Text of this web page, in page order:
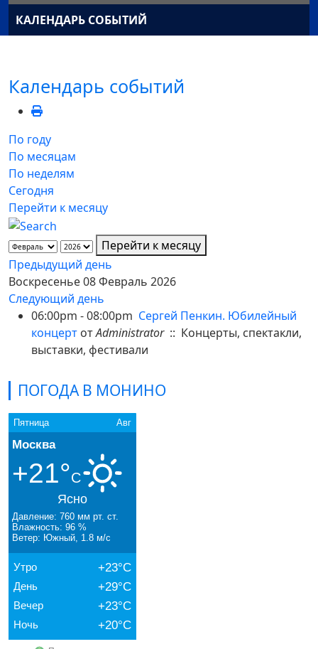
КАЛЕНДАРЬ СОБЫТИЙ
ПОГОДА В МОНИНО
Пятница Авг
Москва
+21°C
Ясно
Давление: 760 мм рт. ст.
Влажность: 96 %
Ветер: Южный, 1.8 м/с
Утро +23°C
День +29°C
Вечер +23°C
Ночь +20°C
Календарь событий
По году
По месяцам
По неделям
Сегодня
Перейти к месяцу
Перейти к месяцу
Предыдущий день
Воскресенье 08 Февраль 2026
Следующий день
06:00pm - 08:00pm Сергей Пенкин. Юбилейный
концерт отAdministrator:: Концерты, спектакли,
выставки, фестивали